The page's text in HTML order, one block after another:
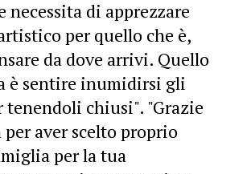
necessita di apprezzare
per quello che è,
da dove arrivi. Quello
è sentire inumidirsi gli
tenendoli chiusi". "Grazie
aver scelto proprio
per la tua